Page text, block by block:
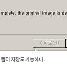
더 저장도 가능하다.